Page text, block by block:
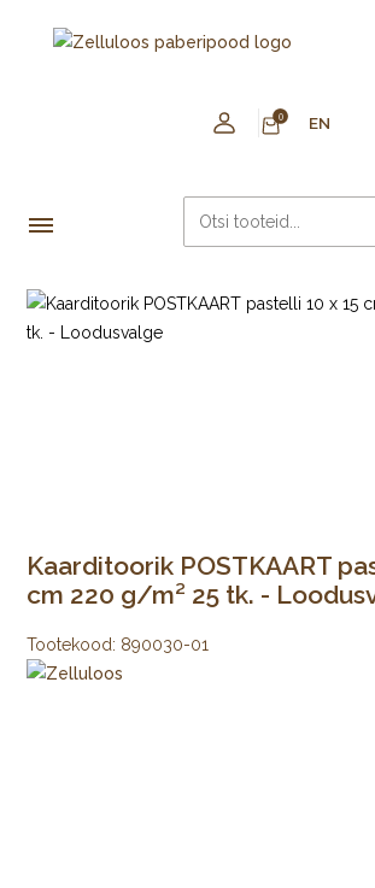
0 EN
Kaarditoorik POSTKAART
cm 220 g/m² 25 tk. -
Tootekood: 890030-01